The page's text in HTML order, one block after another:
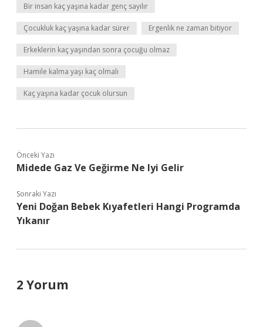
Bir insan kaç yaşına kadar genç sayılır
Çocukluk kaç yaşına kadar sürer Ergenlik ne zaman bitiyor
Erkeklerin kaç yaşından sonra çocuğu olmaz
Hamile kalma yaşı kaç olmalı
Kaç yaşına kadar çocuk olursun
Önceki Yazı
Midede Gaz Ve Geğirme Ne Iyi Gelir
Sonraki Yazı
Yeni Doğan Bebek Kıyafetleri Hangi Programda
Yıkanır
2 Yorum